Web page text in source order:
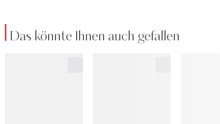
Das könnte Ihnen auch gefallen